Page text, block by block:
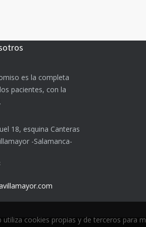
es la completa
pacientes, con la
18, esquina Canteras
-Salamanca-
utiliza cookies propias y de terceros para